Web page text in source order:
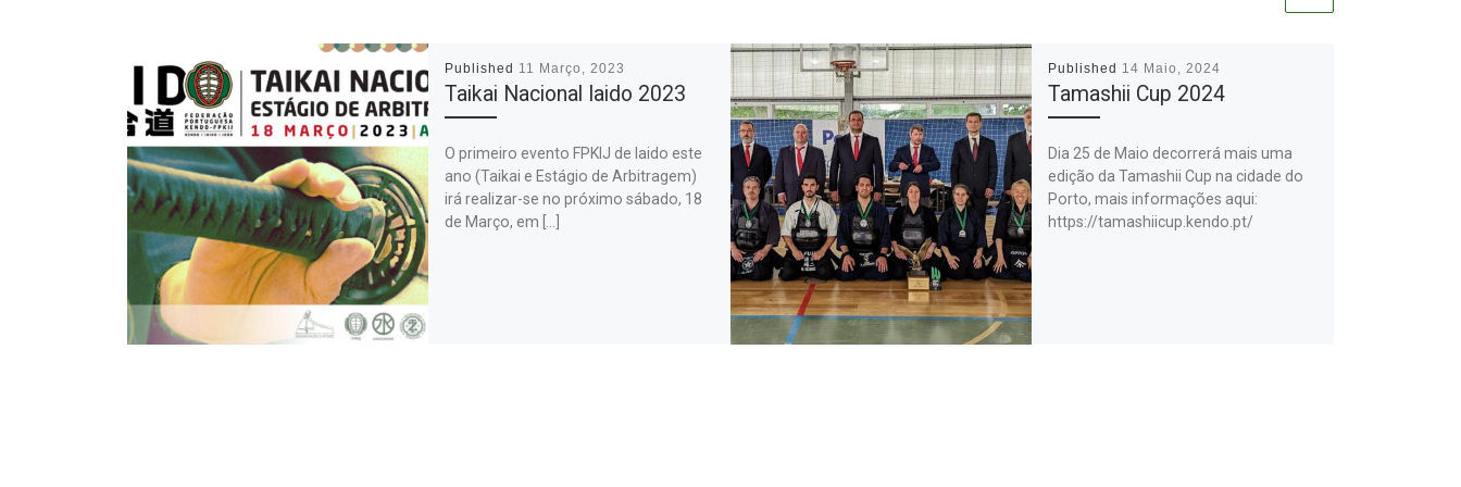
Published 11 Março, 2023
Taikai Nacional Iaido 2023
O primeiro evento FPKIJ de Iaido este
ano (Taikai e Estágio de Arbitragem)
irá realizar-se no próximo sábado, 18
de Março, em […]
Published 14 Maio, 2024
Tamashii Cup 2024
Dia 25 de Maio decorrerá mais uma
edição da Tamashii Cup na cidade do
Porto, mais informações aqui:
https://tamashiicup.kendo.pt/